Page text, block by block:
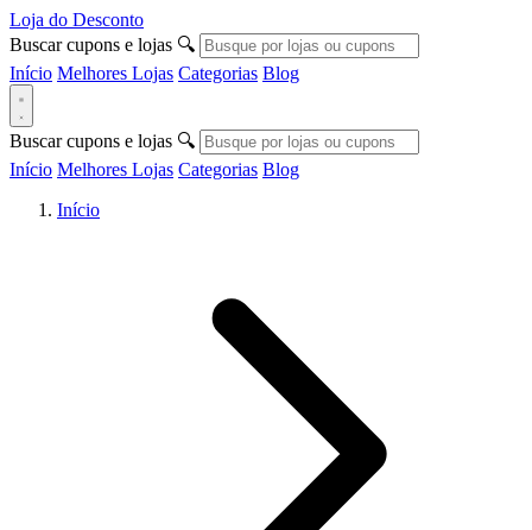
Loja do Desconto
Buscar cupons e lojas 🔍
Início Melhores Lojas Categorias Blog
Buscar cupons e lojas 🔍
Início Melhores Lojas Categorias Blog
Início